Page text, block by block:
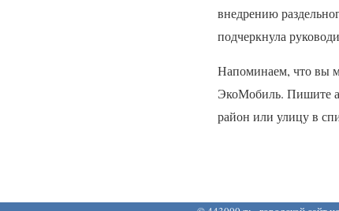
внедрению
подчеркнула
Напоминаем, что вы
ЭкоМобиль. Пишите
район или улицу в